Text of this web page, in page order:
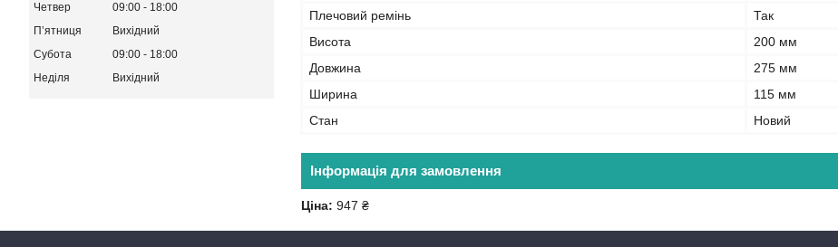
Плечовий ремінь
Так
Висота
200 мм
Довжина
275 мм
Ширина
115 мм
Стан
Новий
Інформація для замовлення
Ціна: 947 ₴
Четвер
09:00
18:00
Пʼятниця
Вихідний
Субота
09:00
18:00
Неділя
Вихідний